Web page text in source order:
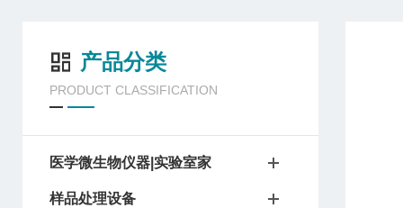
产品分类
PRODUCT CLASSIFICATION
医学微生物仪器|实验室家
样品处理设备